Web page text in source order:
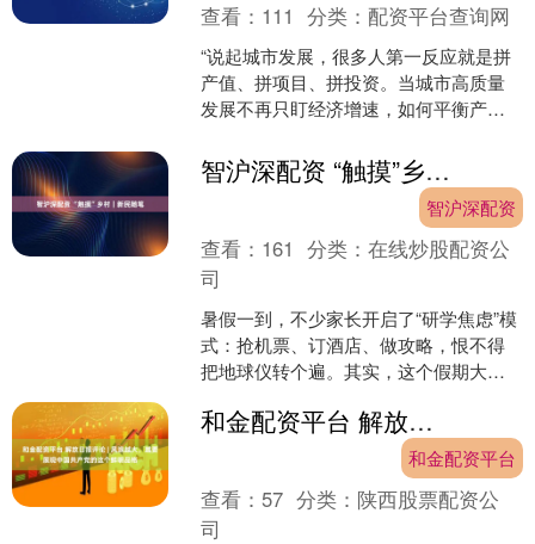
查看： 111 分类：配资平台查询网
“说起城市发展，很多人第一反应就是拼
产值、拼项目、拼投资。当城市高质量
发展不再只盯经济增速，如何平衡产业
济、轻城市’的粗放发....
智沪深配资 “触摸”乡村｜新民随笔
智沪深配资
查看： 161 分类：在线炒股配资公
司
暑假一到，不少家长开启了“研学焦虑”模
式：抢机票、订酒店、做攻略，恨不得
把地球仪转个遍。其实，这个假期大可
郊的广袤乡村，你会发.... 和金配资平台 解放日报评论 | 风浪越大，越要展现中国共产党的这个鲜明品格
和金配资平台
查看： 57 分类： 陕西股票配资公
司